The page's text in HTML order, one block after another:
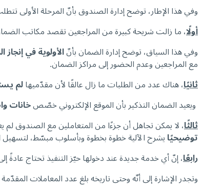
وفي هذا الإطار، توضح إدارة الصندوق بأنّ المرحلة الأولى
أولًا، ما زالت شريحة كبيرة من المراجعين تقصد مكاتب الضمان
وفي هذا السياق، توضح إدارة الضمان بأنّالأولوية في
مع المراجعين وعدم الحضور إلى مراكز الضمان.
ثانيًا، هناك عدد من الطلبات ما زال عالقًا لأن مقدّميهالم
ويعيد الضمان التذكير بأن الموقع الإلكتروني خصّصخانات
ثالثًا، لا يمكن تجاهل أن جزءًا من المتعاملين مع الصندوق
توضيحيًايشرح الآلية خطوة بخطوة وبأسلوب مبسّط، لتسهيل
رابعًا، إنّ أي خدمة جديدة عند دخولها حيّز التنفيذ تحتاج عادةً
وتجدر الإشارة إلى أنّه وحتى تاريخه بلغ عدد المعاملات المقدّمة والمستوفية للشروط حوالي 410 معاملة وهي قيد